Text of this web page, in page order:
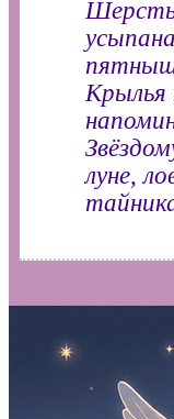
Шерсть
Крылья
луне,